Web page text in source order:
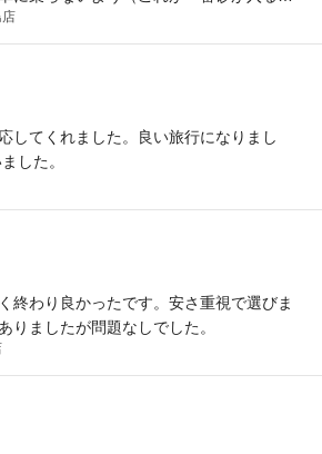
て注意しています。 空港に着いてからお
だき、時間節約になり助かりました。ク
してくれました。良い旅行になりまし
した。
終わり良かったです。安さ重視で選びま
りましたが問題なしでした。